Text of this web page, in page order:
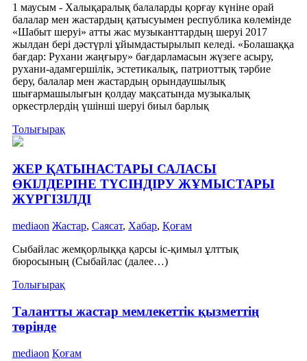
1 маусым - Халықаралық балаларды қорғау күніне орай
балалар мен жастардың қатысуымен республика көлемінде
«Шабыт шеруі» атты жас музыканттардың шеруі 2017
жылдан бері дәстүрлі ұйымдастырылып келеді. «Болашаққа
бағдар: Рухани жаңғыру» бағдарламасын жүзеге асыру,
рухани-адамгершілік, эстетикалық, патриоттық тәрбие
беру, балалар мен жастардың орындаушылық
шығармашылығын қолдау мақсатында музыкалық
оркестрлердің үшінші шеруі биыл барлық
Толығырақ
ЖЕР ҚАТЫНАСТАРЫ САЛАСЫ
ӨКІЛДЕРІНЕ ТҮСІНДІРУ ЖҰМЫСТАРЫ
ЖҮРГІЗІЛДІ
mediaon Жастар, Саясат, Хабар, Қоғам
Сыбайлас жемқорлыққа қарсы іс-қимыл ұлттық
бюросының (Сыбайлас (далее…)
Толығырақ
Талантты жастар мемлекеттік қызметтің
төрінде
mediaon Қоғам